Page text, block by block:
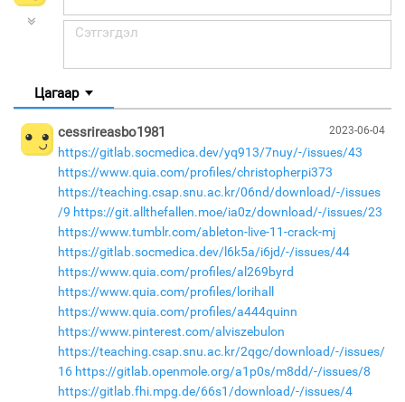
Цагаар
2023-06-04
cessrireasbo1981
https://gitlab.socmedica.dev/yq913/7nuy/-/issues/43
https://www.quia.com/profiles/christopherpi373
https://teaching.csap.snu.ac.kr/06nd/download/-/issues
/9 https://git.allthefallen.moe/ia0z/download/-/issues/23
https://www.tumblr.com/ableton-live-11-crack-mj
https://gitlab.socmedica.dev/l6k5a/i6jd/-/issues/44
https://www.quia.com/profiles/al269byrd
https://www.quia.com/profiles/lorihall
https://www.quia.com/profiles/a444quinn
https://www.pinterest.com/alviszebulon
https://teaching.csap.snu.ac.kr/2qgc/download/-/issues/
16 https://gitlab.openmole.org/a1p0s/m8dd/-/issues/8
https://gitlab.fhi.mpg.de/66s1/download/-/issues/4